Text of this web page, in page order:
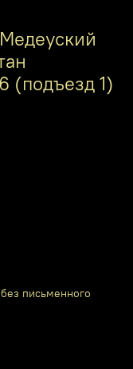
(подъезд 1)
письменного